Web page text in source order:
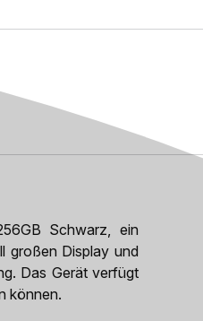
Schwarz, ein
großen Display und
Das Gerät verfügt
können.